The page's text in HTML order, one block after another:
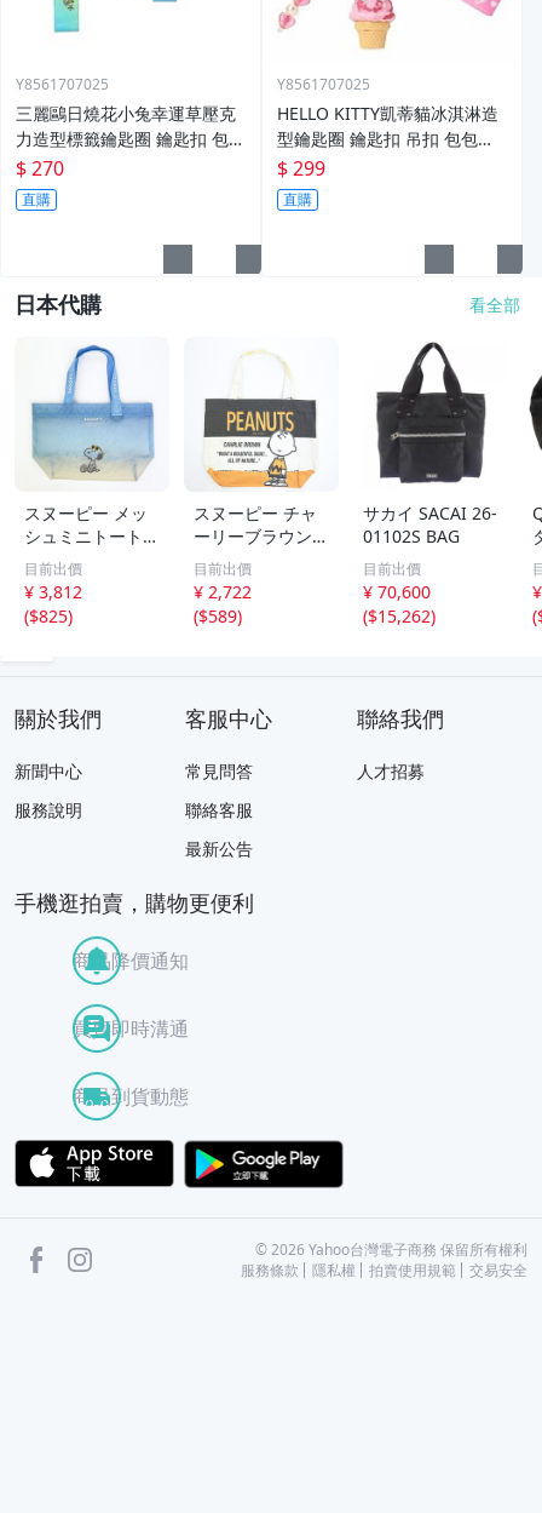
Y8561707025
三麗鷗日燒花小兔幸運草壓克
力造型標籤鑰匙圈 鑰匙扣 包包
掛飾
$ 270
直購
Y8561707025
HELLO KITTY凱蒂貓冰淇淋造
型鑰匙圈 鑰匙扣 吊扣 包包掛
飾
$ 299
直購
日本代購 看全部
スヌーピー メッ
シュミニトートバ
ッグ サンセット
サングラス SNO
OPY
目前出價
¥ 3,812
($825)
スヌーピー チャ
ーリーブラウン
キャンバストート
バッグ (オレンジ)
SNOOPY
目前出價
¥ 2,722
($589)
サカイ SACAI 26-
01102S BAG
目前出價
¥ 70,600
($15,262)
(
關於我們
新聞中心
服務說明
客服中心
常見問答
聯絡客服
最新公告
聯絡我們
人才招募
手機逛拍賣，購物更便利
商品降價通知
買賣即時溝通
商品到貨動態
APP Store
facebook ©2026 Yahoo台灣電子商務 保留所有權利
服務條款
隱私權 拍賣使用規範 交易安全